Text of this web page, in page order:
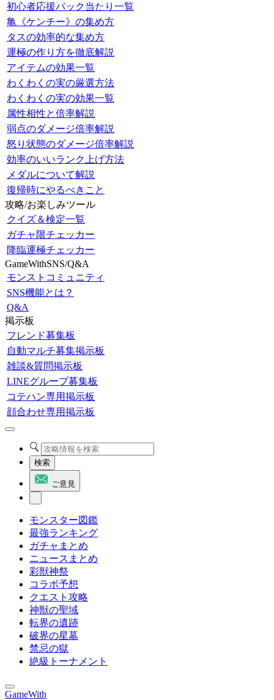
初心者応援パック当たり一覧
亀《ケンチー》の集め方
タスの効率的な集め方
運極の作り方を徹底解説
アイテムの効果一覧
わくわくの実の厳選方法
わくわくの実の効果一覧
属性相性と倍率解説
弱点のダメージ倍率解説
怒り状態のダメージ倍率解説
効率のいいランク上げ方法
メダルについて解説
復帰時にやるべきこと
攻略/お楽しみツール
クイズ＆検定一覧
ガチャ限チェッカー
降臨運極チェッカー
GameWithSNS/Q&A
モンストコミュニティ
SNS機能とは？
Q&A
掲示板
フレンド募集板
自動マルチ募集掲示板
雑談&質問掲示板
LINEグループ募集板
コテハン専用掲示板
顔合わせ専用掲示板
検索
ご意見
モンスター図鑑
最強ランキング
ガチャまとめ
ニュースまとめ
彩獣神祭
コラボ予想
クエスト攻略
神獣の聖域
転界の遺跡
破界の星墓
禁忌の獄
絶級トーナメント
GameWith